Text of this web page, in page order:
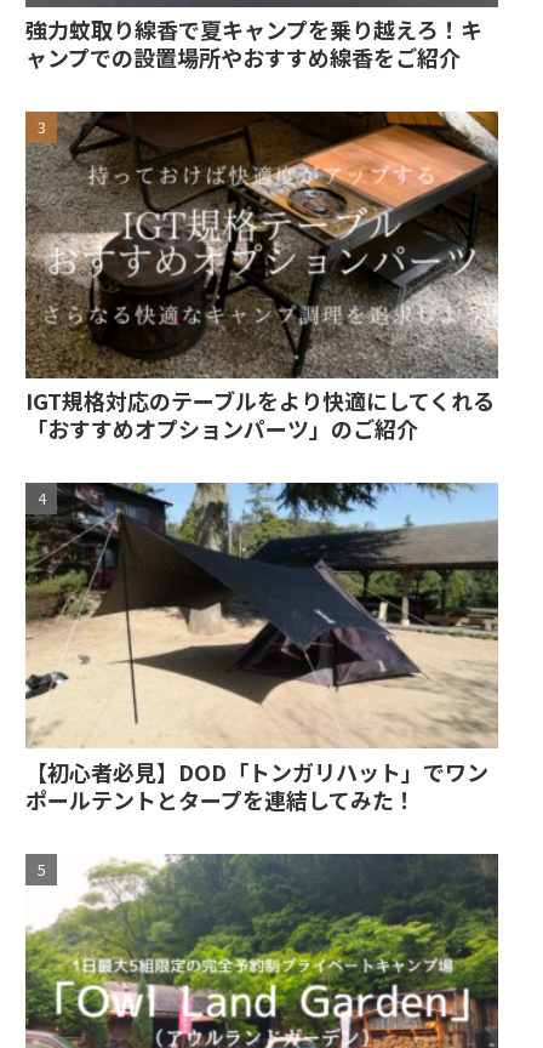
強力蚊取り線香で夏キャンプを乗り越えろ！キ
ャンプでの設置場所やおすすめ線香をご紹介
IGT規格対応のテーブルをより快適にしてくれる
「おすすめオプションパーツ」のご紹介
【初心者必見】DOD「トンガリハット」でワン
ポールテントとタープを連結してみた！